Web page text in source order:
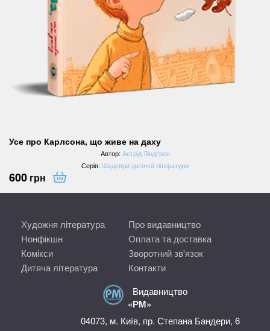
Усе про Карлсона, що живе на даху
Автор:Астрід Ліндґрен
Серія: Шедеври дитячої літератури
600 грн
Художня література
Нонфікшн
Комікси
Дитяча література
Про видавництво
Оплата та доставка
Зворотний зв'язок
Контакти
Видавництво
«РМ»
04073, м. Київ, пр. Степана Бандери, 6